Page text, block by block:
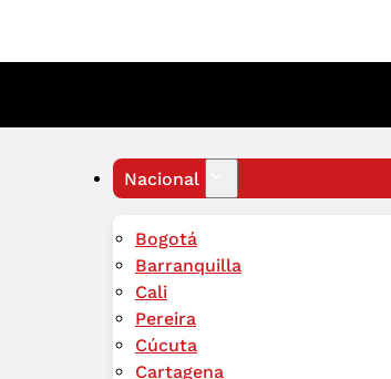
Nacional
Bogotá
Barranquilla
Cali
Pereira
Cúcuta
Cartagena